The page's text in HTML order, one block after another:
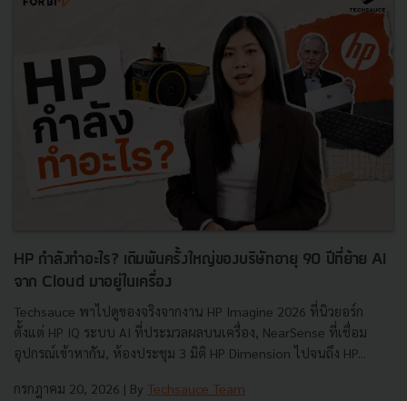
HP กำลังทำอะไร? เดิมพันครั้งใหญ่ของบริษัทอายุ 90 ปีที่ย้าย AI
จาก Cloud มาอยู่ในเครื่อง
Techsauce พาไปดูของจริงจากงาน HP Imagine 2026 ที่นิวยอร์ก
ตั้งแต่ HP IQ ระบบ AI ที่ประมวลผลบนเครื่อง, NearSense ที่เชื่อม
อุปกรณ์เข้าหากัน, ห้องประชุม 3 มิติ HP Dimension ไปจนถึง HP...
กรกฎาคม 20, 2026 | By Techsauce Team